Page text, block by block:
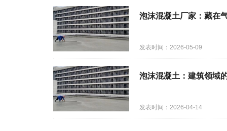
泡沫混凝土厂家：藏在
发表时间：2026-05-09
泡沫混凝土：建筑领域
发表时间：2026-04-14